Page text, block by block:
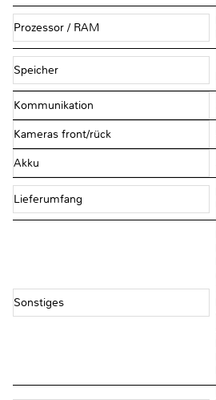
Prozessor / RAM
Speicher
Kommunikation
Kameras front/rück
Akku
Lieferumfang
Sonstiges